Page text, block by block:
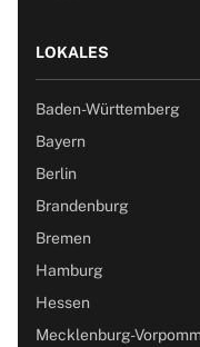
LOKALES
Baden-Württemberg
Bayern
Berlin
Brandenburg
Bremen
Hamburg
Hessen
Mecklenburg-